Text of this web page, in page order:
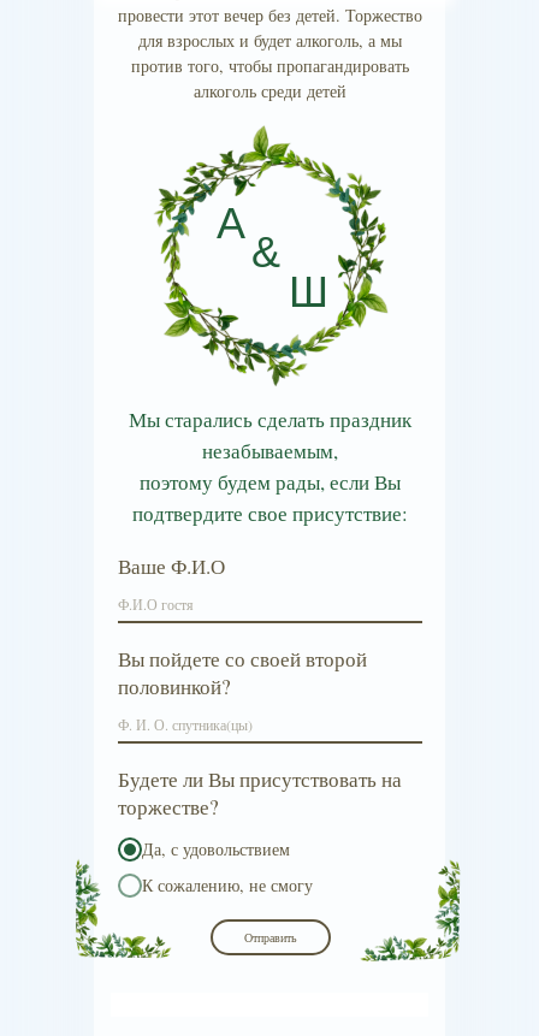
Мы старались сделать праздник
незабываемым,
поэтому будем рады, если Вы
подтвердите свое присутствие:
провести этот вечер без детей. Торжество
для взрослых и будет алкоголь, а мы
против того, чтобы пропагандировать
алкоголь среди детей
&
Ш
А
Ваше Ф.И.О
Вы пойдете со своей второй
половинкой?
Будете ли Вы присутствовать на
торжестве?
Да, с удовольствием
К сожалению, не смогу
Отправить